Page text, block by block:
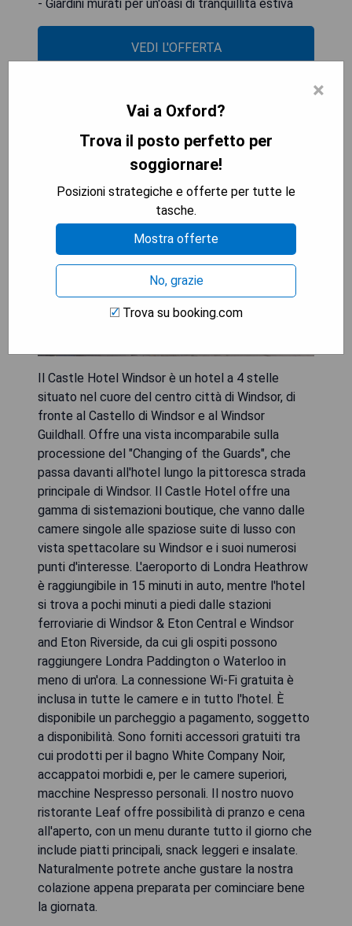
- Giardini murati per un'oasi di tranquillità estiva
VEDI L'OFFERTA
Castle Hotel Windsor
Il Castle Hotel Windsor è un hotel a 4 stelle
situato nel cuore del centro città di Windsor, di
fronte al Castello di Windsor e al Windsor
Guildhall. Offre una vista incomparabile sulla
processione del "Changing of the Guards", che
passa davanti all'hotel lungo la pittoresca strada
principale di Windsor. Il Castle Hotel offre una
gamma di sistemazioni boutique, che vanno dalle
camere singole alle spaziose suite di lusso con
vista spettacolare su Windsor e i suoi numerosi
punti d'interesse. L'aeroporto di Londra Heathrow
è raggiungibile in 15 minuti in auto, mentre l'hotel
si trova a pochi minuti a piedi dalle stazioni
ferroviarie di Windsor & Eton Central e Windsor
and Eton Riverside, da cui gli ospiti possono
raggiungere Londra Paddington o Waterloo in
meno di un'ora. La connessione Wi-Fi gratuita è
inclusa in tutte le camere e in tutto l'hotel. È
disponibile un parcheggio a pagamento, soggetto
a disponibilità. Sono forniti accessori gratuiti tra
cui prodotti per il bagno White Company Noir,
accappatoi morbidi e, per le camere superiori,
macchine Nespresso personali. Il nostro nuovo
ristorante Leaf offre possibilità di pranzo e cena
all'aperto, con un menu durante tutto il giorno che
include piatti principali, snack leggeri e insalate.
Naturalmente potrete anche gustare la nostra
colazione appena preparata per cominciare bene
la giornata.
×
Vai a Oxford?
Trova il posto perfetto per
soggiornare!
Posizioni strategiche e offerte per tutte le
tasche.
Mostra offerte
No, grazie
Trova su booking.com